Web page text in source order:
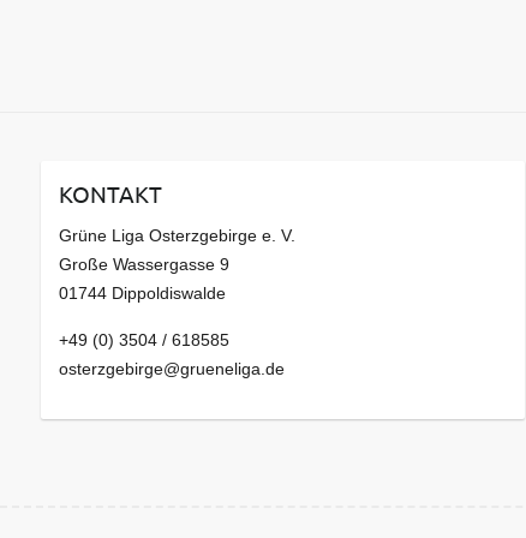
KONTAKT
Grüne Liga Osterzgebirge e. V.
Große Wassergasse 9
01744 Dippoldiswalde
+49 (0) 3504 / 618585
osterzgebirge@grueneliga.de